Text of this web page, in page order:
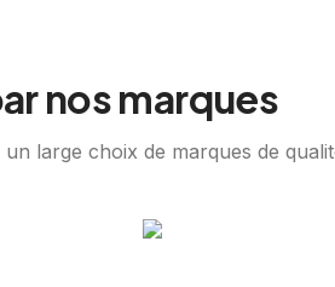
nos marques
large choix de marques de